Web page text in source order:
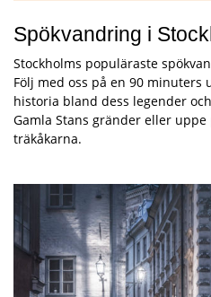
Spökvandring i
Stockholms populäraste
Följ med oss på en 90 minuters
historia bland dess legender
Gamla Stans gränder eller
träkåkarna.